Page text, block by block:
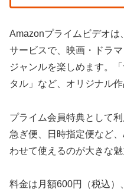
Amazonプライムビデオ
サービスで、映画・ドラ
ジャンルを楽しめます。
タル」など、オリジナル
プライム会員特典として
急ぎ便、日時指定便など
わせて使えるのが大きな魅
料金は月額600円（税込）